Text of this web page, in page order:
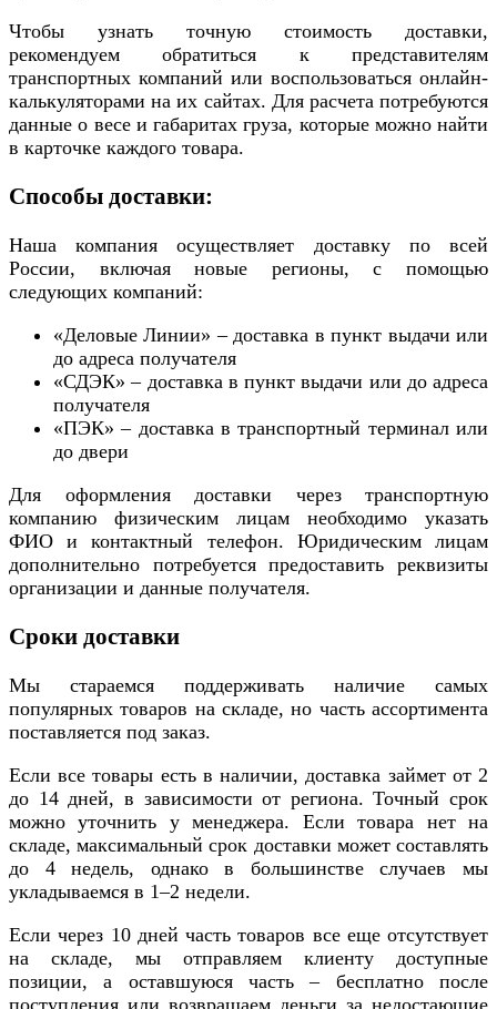
Чтобы узнать точную стоимость доставки,
рекомендуем обратиться к представителям
транспортных компаний или воспользоваться онлайн-
калькуляторами на их сайтах. Для расчета потребуются
данные о весе и габаритах груза, которые можно найти
в карточке каждого товара.
Способы доставки:
Наша компания осуществляет доставку по всей
России, включая новые регионы, с помощью
следующих компаний:
«Деловые Линии» – доставка в пункт выдачи или
до адреса получателя
«СДЭК» – доставка в пункт выдачи или до адреса
получателя
«ПЭК» – доставка в транспортный терминал или
до двери
Для оформления доставки через транспортную
компанию физическим лицам необходимо указать
ФИО и контактный телефон. Юридическим лицам
дополнительно потребуется предоставить реквизиты
организации и данные получателя.
Сроки доставки
Мы стараемся поддерживать наличие самых
популярных товаров на складе, но часть ассортимента
поставляется под заказ.
Если все товары есть в наличии, доставка займет от 2
до 14 дней, в зависимости от региона. Точный срок
можно уточнить у менеджера. Если товара нет на
складе, максимальный срок доставки может составлять
до 4 недель, однако в большинстве случаев мы
укладываемся в 1–2 недели.
Если через 10 дней часть товаров все еще отсутствует
на складе, мы отправляем клиенту доступные
позиции, а оставшуюся часть – бесплатно после
поступления или возвращаем деньги за недостающие